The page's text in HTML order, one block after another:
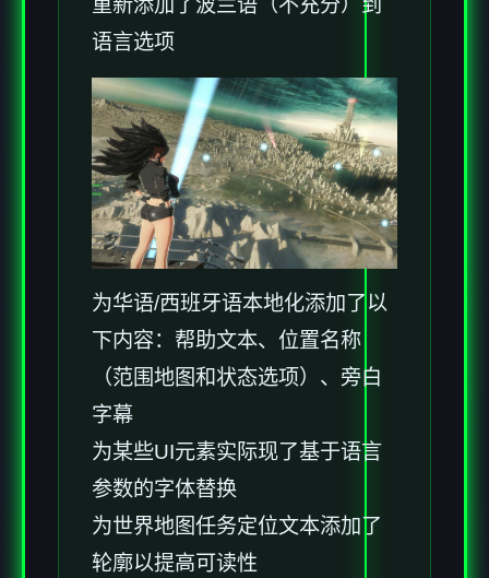
重新添加了波兰语（不充分）到
语言选项
为华语/西班牙语本地化添加了以
下内容：帮助文本、位置名称
（范围地图和状态选项）、旁白
字幕
为某些UI元素实际现了基于语言
参数的字体替换
为世界地图任务定位文本添加了
轮廓以提高可读性